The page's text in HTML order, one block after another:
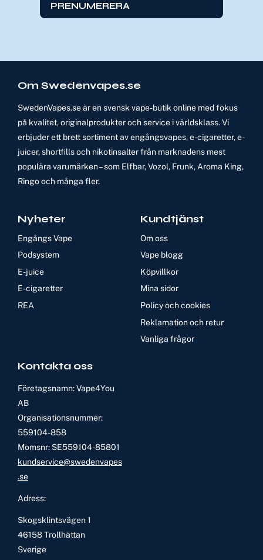
PRENUMERERA
Om Swedenvapes.se
SwedenVapes.se är en svensk vape-butik online med fokus
på kvalitet, originalprodukter och service i världsklass. Vi
erbjuder ett brett sortiment av engångsvapes, e-cigaretter, e-
juicer, shortfills och nikotinsalter från marknadens mest
populära varumärken – som Elfbar, Vozol, Frunk, Aroma King,
Ringo och många fler.
Nyheter
Engångs Vape
Podsystem
E-juice
E-cigaretter
REA
Kundtjänst
Om oss
Vape blogg
Köpvillkor
Mina sidor
Policy och cookies
Reklamation och retur
Vanliga frågor
Kontakta oss
Företagsnamn: Vape4You
AB
Organisationsnummer:
559104-858
Momsnr: SE559104-85801
kundservice@swedenvapes
.se
Adress:
Skogsklintsvägen 1
46158 Trollhättan
Sverige